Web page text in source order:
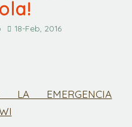
18-Feb, 2016
EMERGENCIA